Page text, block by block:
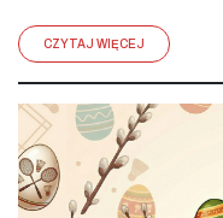
CZYTAJ WIĘCEJ